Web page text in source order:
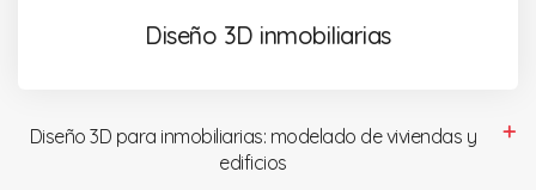
Diseño 3D inmobiliarias
Diseño 3D para inmobiliarias: modelado de viviendas y
edificios